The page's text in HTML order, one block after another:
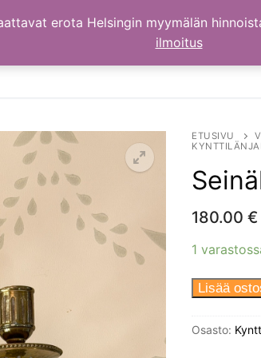
ETUSIVU
180.00 €
1
(2kpl),
Lisää
Osasto:
erota Helsingin myymälän
ilmoitus